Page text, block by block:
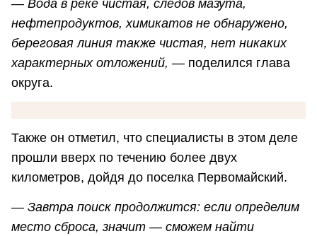
— Вода в реке чистая, следов мазута,
нефтепродуктов, химикатов не обнаружено,
береговая линия также чистая, нет никаких
характерных отложений, — поделился глава
округа.
Также он отметил, что специалисты в этом деле
прошли вверх по течению более двух
километров, дойдя до поселка Первомайский.
— Завтра поиск продолжится: если определим
место сброса, значит — сможем найти